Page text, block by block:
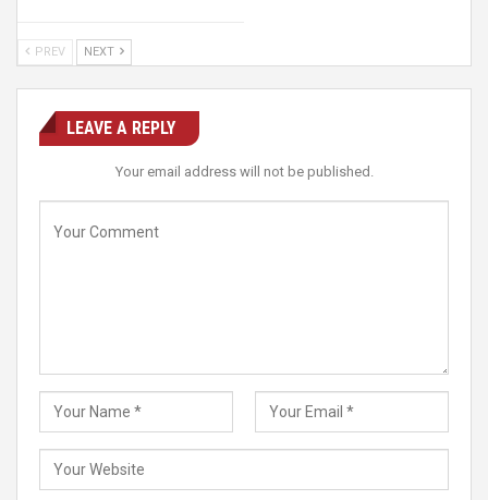
PREV NEXT
LEAVE A REPLY
Your email address will not be published.